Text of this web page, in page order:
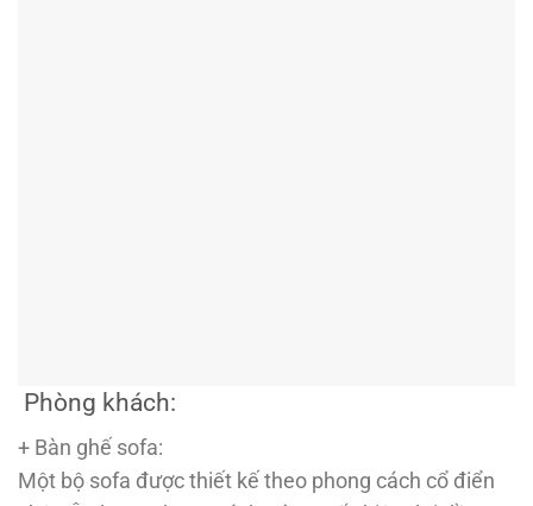
Phòng khách:
+ Bàn ghế sofa:
Một bộ sofa được thiết kế theo phong cách cổ điển